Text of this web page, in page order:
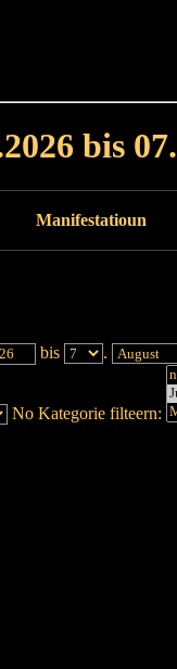
bis
Manifestatioun
bis .
No Kategorie filteern: